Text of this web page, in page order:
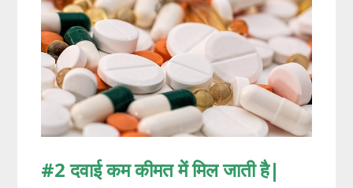
#2 दवाई कम कीमत में मिल जाती है|